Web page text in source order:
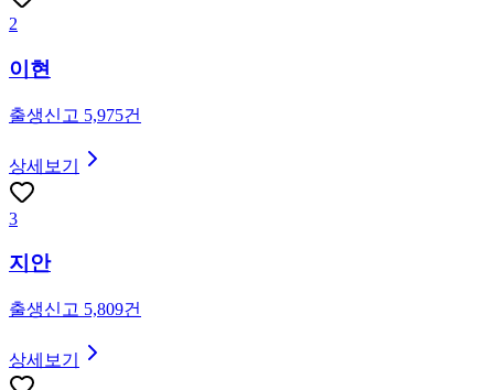
2
이현
출생신고 5,975건
상세보기
3
지안
출생신고 5,809건
상세보기